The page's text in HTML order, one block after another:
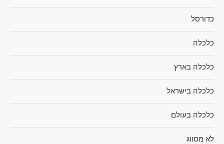
כדורסל
כלכלה
כלכלה בארץ
כלכלה בישראל
כלכלה בעולם
לא מסווג